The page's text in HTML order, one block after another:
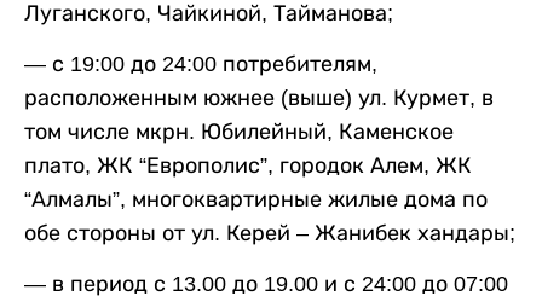
Луганского, Чайкиной, Тайманова;
— с 19:00 до 24:00 потребителям,
расположенным южнее (выше) ул. Курмет, в
том числе мкрн. Юбилейный, Каменское
плато, ЖК “Европолис”, городок Алем, ЖК
“Алмалы”, многоквартирные жилые дома по
обе стороны от ул. Керей – Жанибек хандары;
— в период с 13.00 до 19.00 и с 24:00 до 07:00